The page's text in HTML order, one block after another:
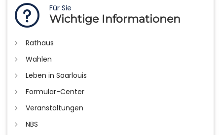
Für Sie
Wichtige Informationen
Rathaus
Wahlen
Leben in Saarlouis
Formular-Center
Veranstaltungen
NBS